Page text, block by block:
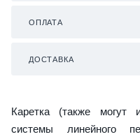
ОПЛАТА
ДОСТАВКА
Каретка (также могут
системы линейного